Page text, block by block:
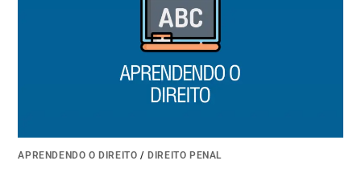
APRENDENDO O DIREITO /DIREITO PENAL